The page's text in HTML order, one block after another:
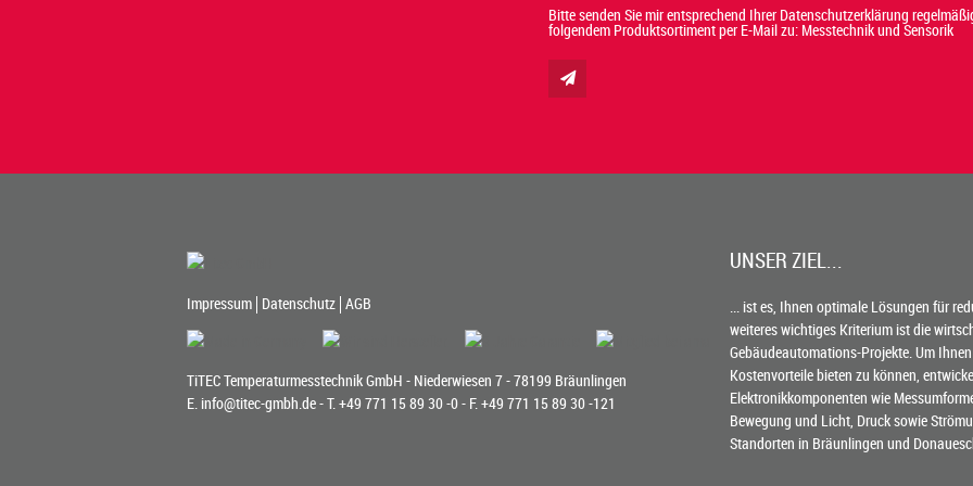
Bitte senden Sie mir entsprechend Ihrer Datenschutzerklärung
folgendem Produktsortiment per E-Mail zu: Messtechnik und Sensorik
Impressum Datenschutz AGB
TiTEC Temperaturmesstechnik GmbH - Niederwiesen 7 - 78199 Bräunlingen
E. info@titec-gmbh.de- T. +49 771 15 89 30 -0- F. +49 771 15 89 30 -121
UNSER ZIEL...
... ist es, Ihnen optimale Lösungen für
weiteres wichtiges Kriterium ist die
Gebäudeautomations-Projekte. Um
Kostenvorteile bieten zu können,
Elektronikkomponenten wie
Bewegung und Licht, Druck sowie
Standorten in Bräunlingen und